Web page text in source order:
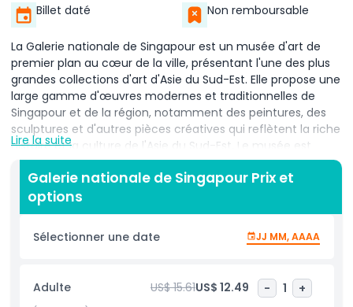
Billet daté Non remboursable
La Galerie nationale de Singapour est un musée d'art de
premier plan au cœur de la ville, présentant l'une des plus
grandes collections d'art d'Asie du Sud-Est. Elle propose une
large gamme d'œuvres modernes et traditionnelles de
Singapour et de la région, notamment des peintures, des
sculptures et d'autres pièces créatives qui reflètent la riche
histoire et la culture de l'Asie du Sud-Est. Le musée est
abrité dans deux magnifiques bâtiments patrimoniaux
magnifiquement restaurés, l'ancien Palais de justice
suprême et l'Hôtel de ville, qui ajoutent à son charme
unique. Ces bâtiments historiques ont été soigneusement
préservés et servent désormais d'espace inspirant pour l'art
et la culture. Les visiteurs peuvent explorer une variété de
que participer à des programmes éducatifs, des ateliers et
des événements spéciaux. Que vous soyez amateur d'art
Lire la suite
Galerie nationale de Singapour Prix et
options
Sélectionner une date JJ MM, AAAA
Adulte US$ 15.61US$ 12.49 - 1 +